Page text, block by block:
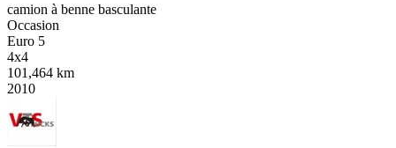
camion à benne basculante
Occasion
Euro 5
4x4
101,464 km
2010